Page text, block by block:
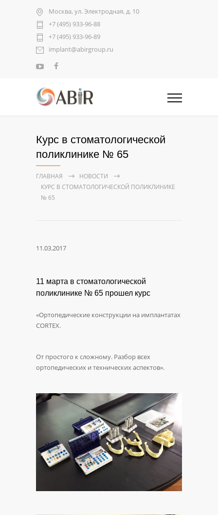
Москва, ул. Электродная, д. 10
+7 (495) 933-96-88
+7 (495) 933-96-89
implant@abirgroup.ru
Курс в стоматологической
поликлинике № 65
ГЛАВНАЯ
НОВОСТИ
КУРС В СТОМАТОЛОГИЧЕСКОЙ ПОЛИКЛИНИКЕ
№ 65
11.03.2017
11 марта в стоматологической
поликлинике № 65 прошел курс
«Ортопедические конструкции на имплантатах
CORTEX.
От простого к сложному. Разбор всех
ортопедических и технических аспектов».